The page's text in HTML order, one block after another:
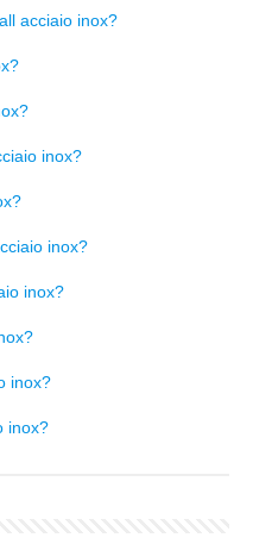
acciaio inox?
inox?
inox?
inox?
inox?
inox?